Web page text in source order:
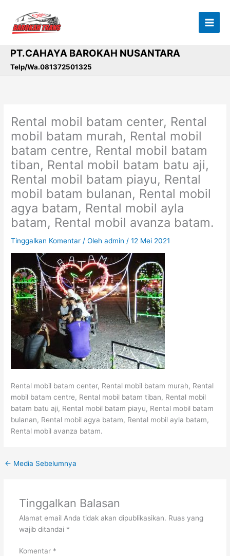
konten
PT.CAHAYA BAROKAH NUSANTARA
Telp/Wa.081372501325
Rental mobil batam center, Rental
mobil batam murah, Rental mobil
batam centre, Rental mobil batam
tiban, Rental mobil batam batu aji,
Rental mobil batam piayu, Rental
mobil batam bulanan, Rental mobil
agya batam, Rental mobil ayla
batam, Rental mobil avanza batam.
Tinggalkan Komentar / Olehadmin /12 Mei 2021
Rental mobil batam center, Rental mobil batam murah, Rental
mobil batam centre, Rental mobil batam tiban, Rental mobil
batam batu aji, Rental mobil batam piayu, Rental mobil batam
bulanan, Rental mobil agya batam, Rental mobil ayla batam,
Rental mobil avanza batam.
← Media Sebelumnya
Tinggalkan Balasan
Alamat email Anda tidak akan dipublikasikan. Ruas yang
wajib ditandai *
Komentar *